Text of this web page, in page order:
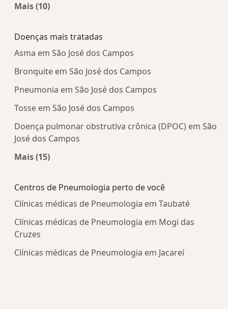
Mais (10)
Doenças mais tratadas
Asma em São José dos Campos
Bronquite em São José dos Campos
Pneumonia em São José dos Campos
Tosse em São José dos Campos
Doença pulmonar obstrutiva crônica (DPOC) em São
José dos Campos
Mais (15)
Centros de Pneumologia perto de você
Clínicas médicas de Pneumologia em Taubaté
Clínicas médicas de Pneumologia em Mogi das
Cruzes
Clínicas médicas de Pneumologia em Jacareí